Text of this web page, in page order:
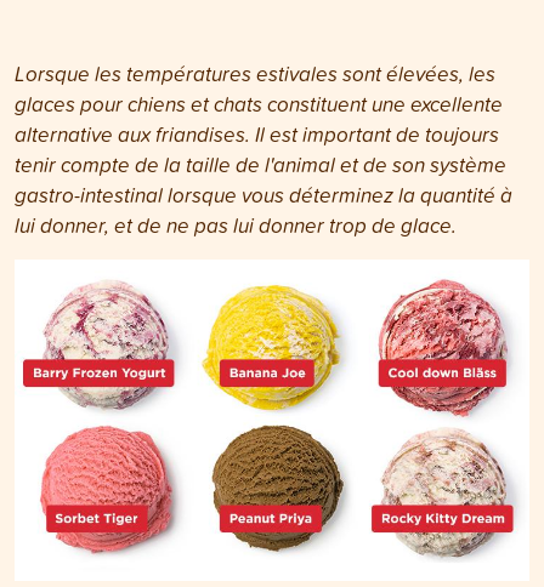
Lorsque les températures estivales sont élevées, les
glaces pour chiens et chats constituent une excellente
alternative aux friandises. Il est important de toujours
tenir compte de la taille de l'animal et de son système
gastro-intestinal lorsque vous déterminez la quantité à
lui donner, et de ne pas lui donner trop de glace.